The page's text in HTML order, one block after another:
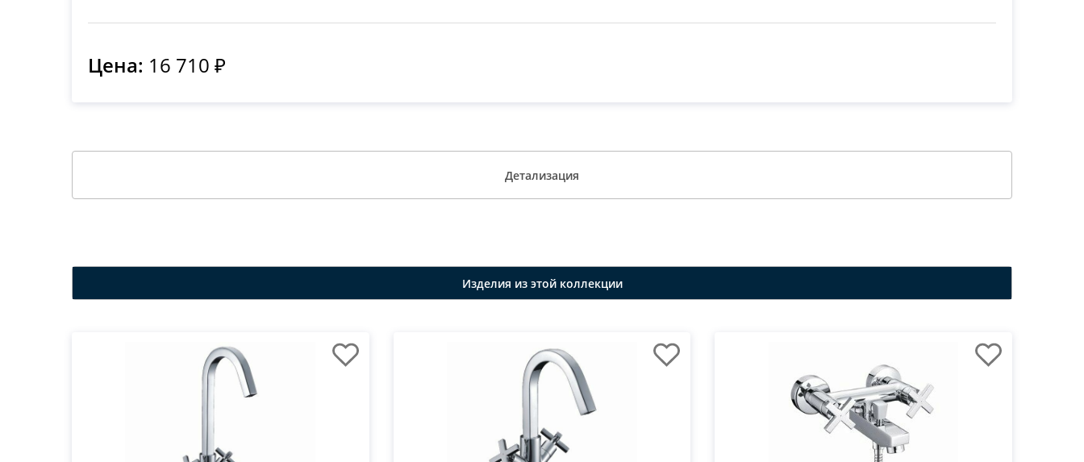
Цена: 16 710 ₽
Детализация
Изделия из этой коллекции